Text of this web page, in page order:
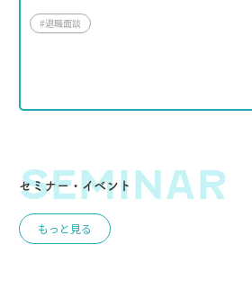
#退職面談
セミナー・イベント
SEMINAR
もっと見る